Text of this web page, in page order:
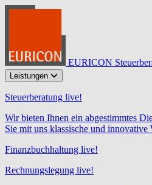
EURICON
Leistungen
Steuerberatung live!
Wir bieten Ihnen ein abgestimmtes
Sie mit uns klassische und innovative
Finanzbuchhaltung live!
Rechnungslegung live!